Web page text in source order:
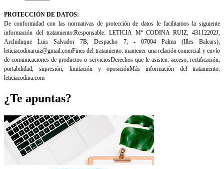
vacío.
favor,
deja
este
campo
vacío.
PROTECCIÓN DE DATOS:
De conformidad con las normativas de protección de datos le facilitamos la siguiente
información del tratamiento:Responsable: LETICIA Mª CODINA RUIZ, 43112202J,
Archiduque Luis Salvador 7B, Despacho 7, - 07004 Palma (Illes Balears),
leticiacodinaruiz@gmail.comFines del tratamiento: mantener una relación comercial y envío
de comunicaciones de productos o serviciosDerechos que le asisten: acceso, rectificación,
portabilidad, supresión, limitación y oposiciónMás información del tratamiento:
leticiacodina.com
¿Te apuntas?